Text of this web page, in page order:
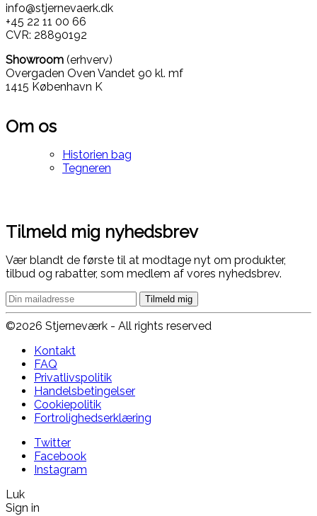
info@stjernevaerk.dk
+45 22 11 00 66
CVR: 28890192
Showroom (erhverv)
Overgaden Oven Vandet 90 kl. mf
1415 København K
Om os
Historien bag
Tegneren
Tilmeld mig nyhedsbrev
Vær blandt de første til at modtage nyt om produkter,
tilbud og rabatter, som medlem af vores nyhedsbrev.
©2026 Stjerneværk - All rights reserved
Kontakt
FAQ
Privatlivspolitik
Handelsbetingelser
Cookiepolitik
Fortrolighedserklæring
Twitter
Facebook
Instagram
Luk
Sign in